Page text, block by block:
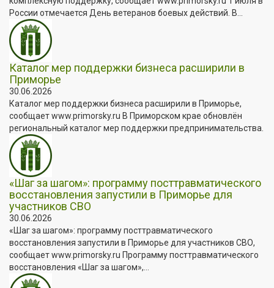
России отмечается День ветеранов боевых действий. В...
Каталог мер поддержки бизнеса расширили в
Приморье
30.06.2026
Каталог мер поддержки бизнеса расширили в Приморье,
сообщает www.primorsky.ru В Приморском крае обновлён
региональный каталог мер поддержки предпринимательства.
«Шаг за шагом»: программу посттравматического
восстановления запустили в Приморье для
участников СВО
30.06.2026
«Шаг за шагом»: программу посттравматического
восстановления запустили в Приморье для участников СВО,
сообщает www.primorsky.ru Программу посттравматического
восстановления «Шаг за шагом»,...